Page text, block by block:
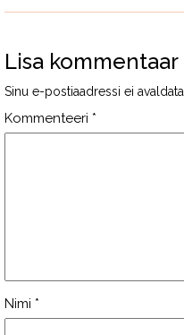
Lisa kommentaar
Sinu e-postiaadressi ei avaldata.
Kommenteeri *
Nimi *